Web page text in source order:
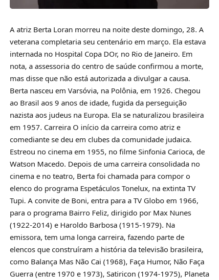
A atriz Berta Loran morreu na noite deste domingo, 28. A
veterana completaria seu centenário em março. Ela estava
internada no Hospital Copa DOr, no Rio de Janeiro. Em
nota, a assessoria do centro de saúde confirmou a morte,
mas disse que não está autorizada a divulgar a causa.
Berta nasceu em Varsóvia, na Polônia, em 1926. Chegou
ao Brasil aos 9 anos de idade, fugida da perseguição
nazista aos judeus na Europa. Ela se naturalizou brasileira
em 1957. Carreira O início da carreira como atriz e
comediante se deu em clubes da comunidade judaica.
Estreou no cinema em 1955, no filme Sinfonia Carioca, de
Watson Macedo. Depois de uma carreira consolidada no
cinema e no teatro, Berta foi chamada para compor o
elenco do programa Espetáculos Tonelux, na extinta TV
Tupi. A convite de Boni, entra para a TV Globo em 1966,
para o programa Bairro Feliz, dirigido por Max Nunes
(1922-2014) e Haroldo Barbosa (1915-1979). Na
emissora, tem uma longa carreira, fazendo parte de
elencos que construíram a história da televisão brasileira,
como Balança Mas Não Cai (1968), Faça Humor, Não Faça
Guerra (entre 1970 e 1973), Satiricon (1974-1975), Planeta